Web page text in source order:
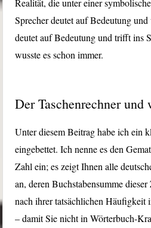
Realität, die unter einer
Sprecher deutet auf Bedeutung
deutet auf Bedeutung und trifft ins
wusste es schon immer.
Der Taschenrechner
Unter diesem Beitrag habe ich ein
eingebettet. Ich nenne es den
Zahl ein; es zeigt Ihnen alle
an, deren Buchstabensumme
nach ihrer tatsächlichen Häufigkeit
– damit Sie nicht in Wörterbuch-